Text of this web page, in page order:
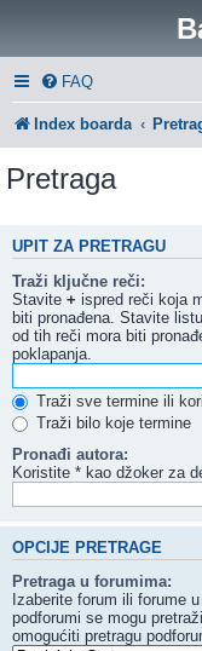
FAQ
Index boarda
Pretraga
UPIT ZA PRETRAGU
Traži ključne reči:
Stavite + ispred reči koja
biti pronađena. Stavite
od tih reči mora biti
poklapanja.
Traži sve termine ili
Traži bilo koje termine
Pronađi autora:
Koristite * kao džoker za
OPCIJE PRETRAGE
Pretraga u forumima:
Izaberite forum ili forume
podforumi se mogu
omogućiti pretragu